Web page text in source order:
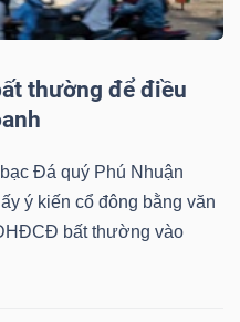
thường để điều
Đá quý Phú Nhuận
ý kiến cổ đông bằng văn
bất thường vào